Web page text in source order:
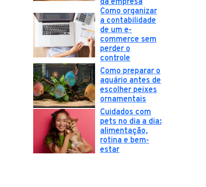
Como organizar
a contabilidade
de um e-
commerce sem
perder o
controle
Como preparar o
aquário antes de
escolher peixes
ornamentais
Cuidados com
pets no dia a dia:
alimentação,
rotina e bem-
estar